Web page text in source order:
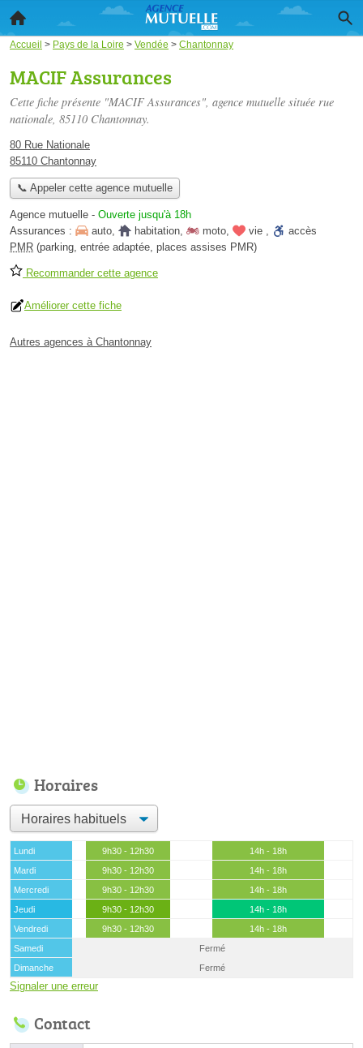
Accueil > Pays de la Loire > Vendée > Chantonnay
MACIF Assurances
Cette fiche présente "MACIF Assurances", agence mutuelle située rue
nationale, 85110 Chantonnay.
80 Rue Nationale
85110 Chantonnay
📞 Appeler cette agence mutuelle
Agence mutuelle - Ouverte jusqu'à 18h
Assurances :
auto, habitation, moto, vie ,
accès
PMR (parking, entrée adaptée, places assises PMR)
Recommander cette agence
Améliorer cette fiche
Autres agences à Chantonnay
Horaires
Lundi 9h30 - 12h30
14h - 18h
Mardi
9h30 - 12h30
14h - 18h
Mercredi
9h30 - 12h30
14h - 18h
Jeudi
9h30 - 12h30
14h - 18h
Vendredi
9h30 - 12h30
14h - 18h
Samedi
Fermé
Dimanche
Fermé
Signaler une erreur
Contact